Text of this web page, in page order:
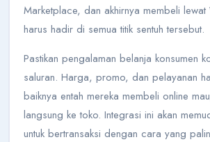
Marketplace, dan akhirnya membeli
harus hadir di semua titik sentuh tersebut.
Pastikan pengalaman belanja konsumen
saluran. Harga, promo, dan pelayanan
baiknya entah mereka membeli online
langsung ke toko. Integrasi ini akan
untuk bertransaksi dengan cara yang